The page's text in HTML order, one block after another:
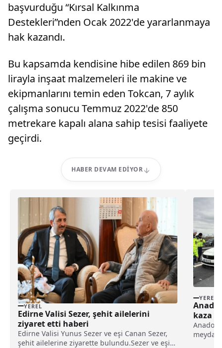
başvurduğu “Kırsal Kalkınma
Destekleri”nden Ocak 2022'de yararlanmaya
hak kazandı.
Bu kapsamda kendisine hibe edilen 869 bin
lirayla inşaat malzemeleri ile makine ve
ekipmanlarını temin eden Tokcan, 7 aylık
çalışma sonucu Temmuz 2022'de 850
metrekare kapalı alana sahip tesisi faaliyete
geçirdi.
HABER DEVAM EDIYOR
YEREL
Edirne Valisi Sezer, şehit ailelerini
ziyaret etti haberi
Edirne Valisi Yunus Sezer ve eşi Canan Sezer,
şehit ailelerine ziyarette bulundu.Sezer ve eşi,
YEREL
kaza